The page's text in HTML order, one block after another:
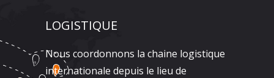
LOGISTIQUE
Nous coordonnons la chaine logistique
internationale depuis le lieu de